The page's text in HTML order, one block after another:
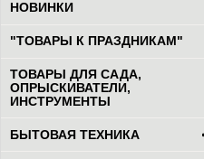
НОВИНКИ
"ТОВАРЫ К ПРАЗДНИКАМ"
ТОВАРЫ ДЛЯ САДА,
ОПРЫСКИВАТЕЛИ,
ИНСТРУМЕНТЫ
БЫТОВАЯ ТЕХНИКА